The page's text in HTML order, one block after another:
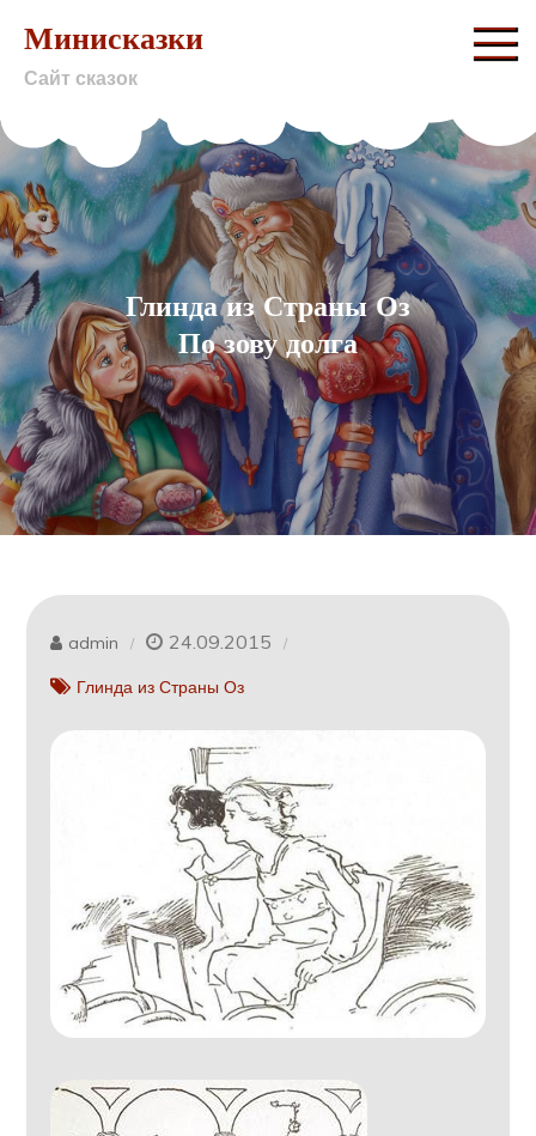
content
Минисказки
Сайт сказок
Глинда из Страны Оз
По зову долга
admin 24.09.2015
Глинда из Страны Оз